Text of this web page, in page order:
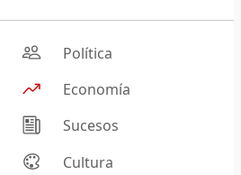
Política
Economía
Sucesos
Cultura